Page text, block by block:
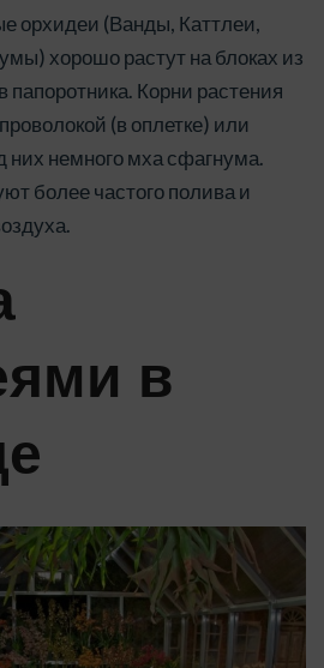
орхидеи (Ванды, Каттлеи,
хорошо растут на блоках из
папоротника. Корни растения
(в оплетке) или
них немного мха сфагнума.
более частого полива и
в